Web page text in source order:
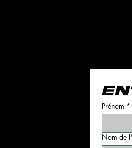
Prénom *
Nom de